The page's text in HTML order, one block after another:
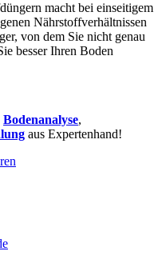
macht bei einseitigem
Nährstoffverhältnissen
von dem Sie nicht genau
besser Ihren Boden
Bodenanalyse,
aus Expertenhand!